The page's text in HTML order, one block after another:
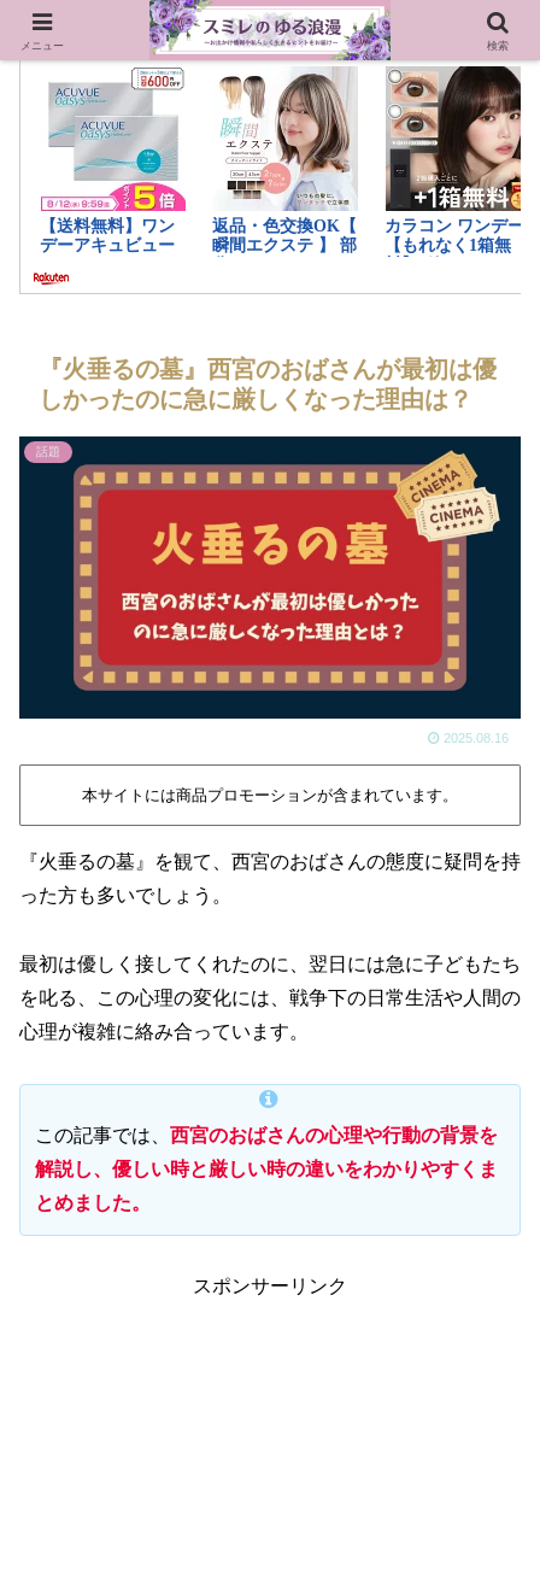
『火垂るの墓』西宮のおばさんが最初は優
しかったのに急に厳しくなった理由は？
話題
2025.08.16
本サイトには商品プロモーションが含まれています。
『火垂るの墓』を観て、西宮のおばさんの態度に疑問を持
った方も多いでしょう。
最初は優しく接してくれたのに、翌日には急に子どもたち
を叱る、この心理の変化には、戦争下の日常生活や人間の
心理が複雑に絡み合っています。
この記事では、 西宮のおばさんの心理や行動の背景を
解説し、優しい時と厳しい時の違いをわかりやすくま
とめました。
スポンサーリンク
メニュー 検索